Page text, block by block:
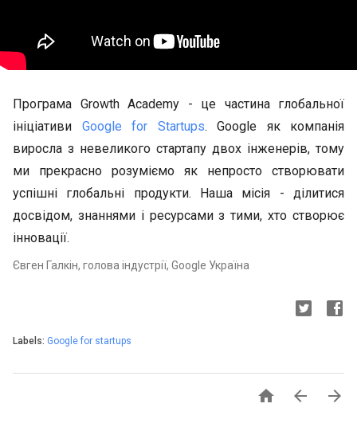
Програма Growth Academy - це частина глобальної
ініціативи Google for Startups. Google як компанія
виросла з невеликого стартапу двох інженерів, тому
ми прекрасно розуміємо як непросто створювати
успішні глобальні продукти. Наша місія - ділитися
досвідом, знаннями і ресурсами з тими, хто створює
інновації.
Євген Галкін, голова індустрії, Google Україна
Labels: Google for startups
  